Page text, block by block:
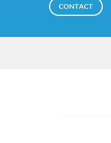
CONTACT